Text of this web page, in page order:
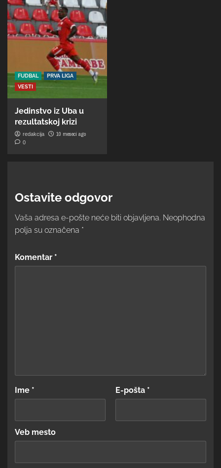
FUDBAL
PRVA LIGA
VESTI
Jedinstvo iz Uba u
rezultatskoj krizi
redakcija 10 meseci ago
0
Ostavite odgovor
Vaša adresa e-pošte neće biti objavljena. Neophodna
polja su označena *
Komentar *
Ime * E-pošta *
Veb mesto